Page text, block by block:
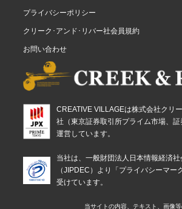
プライバシーポリシー
クリーク･アンド･リバー社会員規約
お問い合わせ
CREATIVE VILLAGEは株式会社クリ
社（東京証券取引所プライム市場、
運営しています。
当社は、一般財団法人日本情報経済
（JIPDEC）より「プライバシーマー
受けています。
当サイトの内容、テキスト、画像